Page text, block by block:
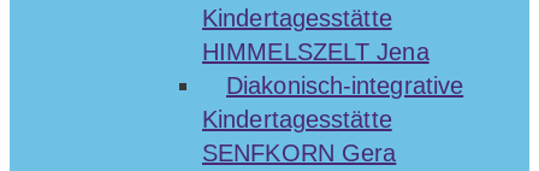
Kindertagesstätte
HIMMELSZELT Jena
Diakonisch-integrative
Kindertagesstätte
SENFKORN Gera